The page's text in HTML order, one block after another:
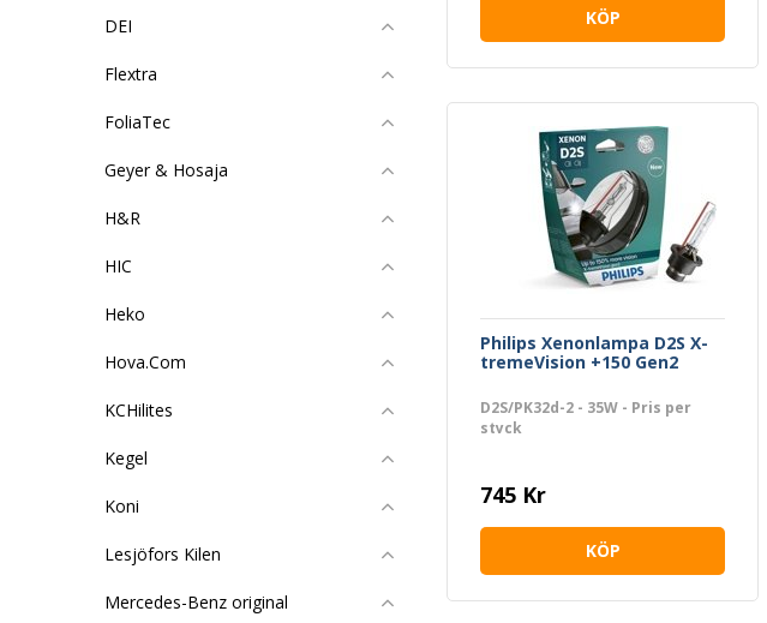
DEI
Flextra
FoliaTec
Geyer & Hosaja
H&R
HIC
Heko
Hova.Com
KCHilites
Kegel
Koni
Lesjöfors Kilen
Mercedes-Benz original
KÖP
Philips Xenonlampa D2S X-
tremeVision +150 Gen2
D2S/PK32d-2 - 35W - Pris per
styck
745 Kr
KÖP